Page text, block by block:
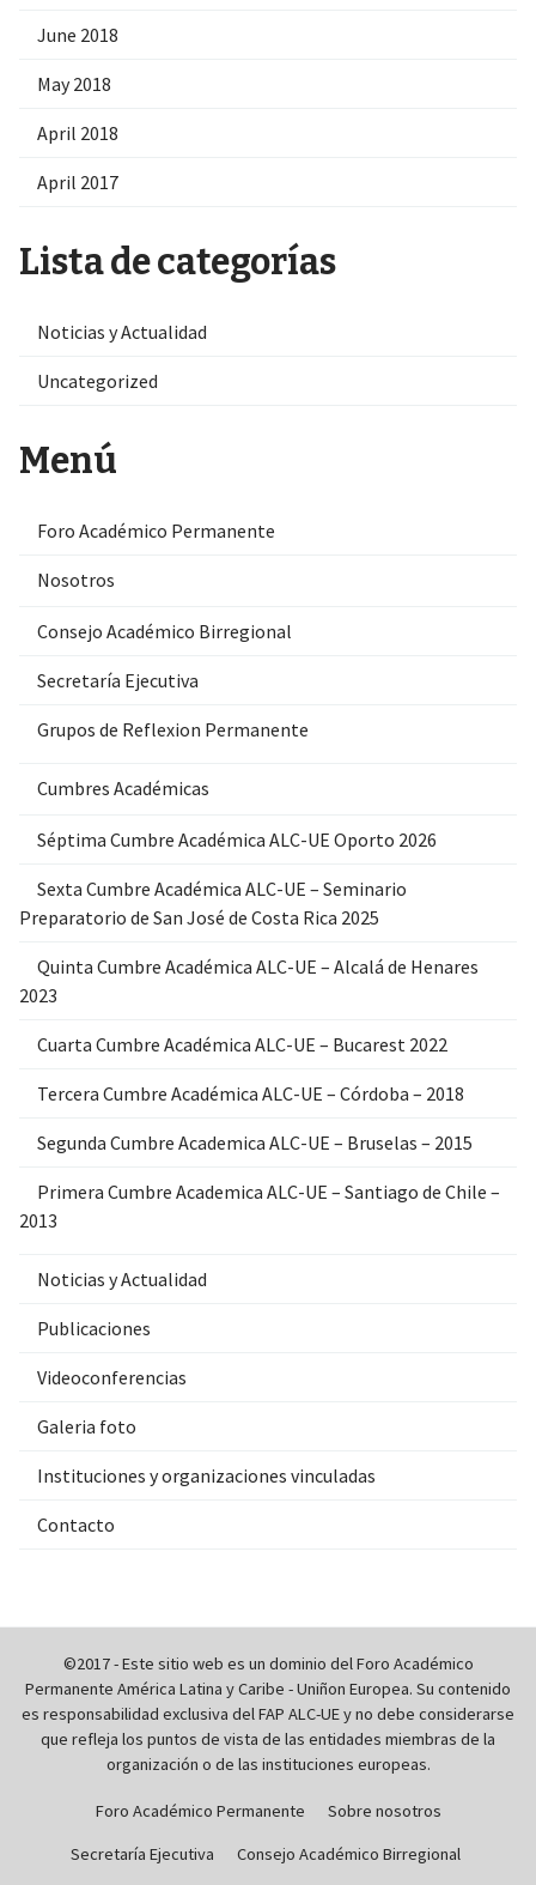
June 2018
May 2018
April 2018
April 2017
Lista de categorías
Noticias y Actualidad
Uncategorized
Menú
Foro Académico Permanente
Nosotros
Consejo Académico Birregional
Secretaría Ejecutiva
Grupos de Reflexion Permanente
Cumbres Académicas
Séptima Cumbre Académica ALC-UE Oporto 2026
Sexta Cumbre Académica ALC-UE – Seminario
Preparatorio de San José de Costa Rica 2025
Quinta Cumbre Académica ALC-UE – Alcalá de Henares
2023
Cuarta Cumbre Académica ALC-UE – Bucarest 2022
Tercera Cumbre Académica ALC-UE – Córdoba – 2018
Segunda Cumbre Academica ALC-UE – Bruselas – 2015
Primera Cumbre Academica ALC-UE – Santiago de Chile –
2013
Noticias y Actualidad
Publicaciones
Videoconferencias
Galeria foto
Instituciones y organizaciones vinculadas
Contacto
©2017 - Este sitio web es un dominio del Foro Académico
Permanente América Latina y Caribe - Uniñon Europea. Su contenido
es responsabilidad exclusiva del FAP ALC-UE y no debe considerarse
que refleja los puntos de vista de las entidades miembras de la
organización o de las instituciones europeas.
Foro Académico Permanente
Sobre nosotros
Secretaría Ejecutiva
Consejo Académico Birregional